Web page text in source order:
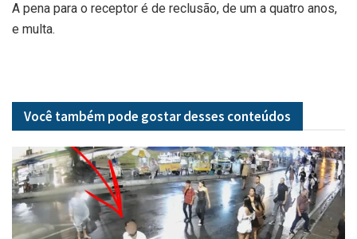
A pena para o receptor é de reclusão, de um a quatro anos,
e multa.
Você também pode gostar desses conteúdos